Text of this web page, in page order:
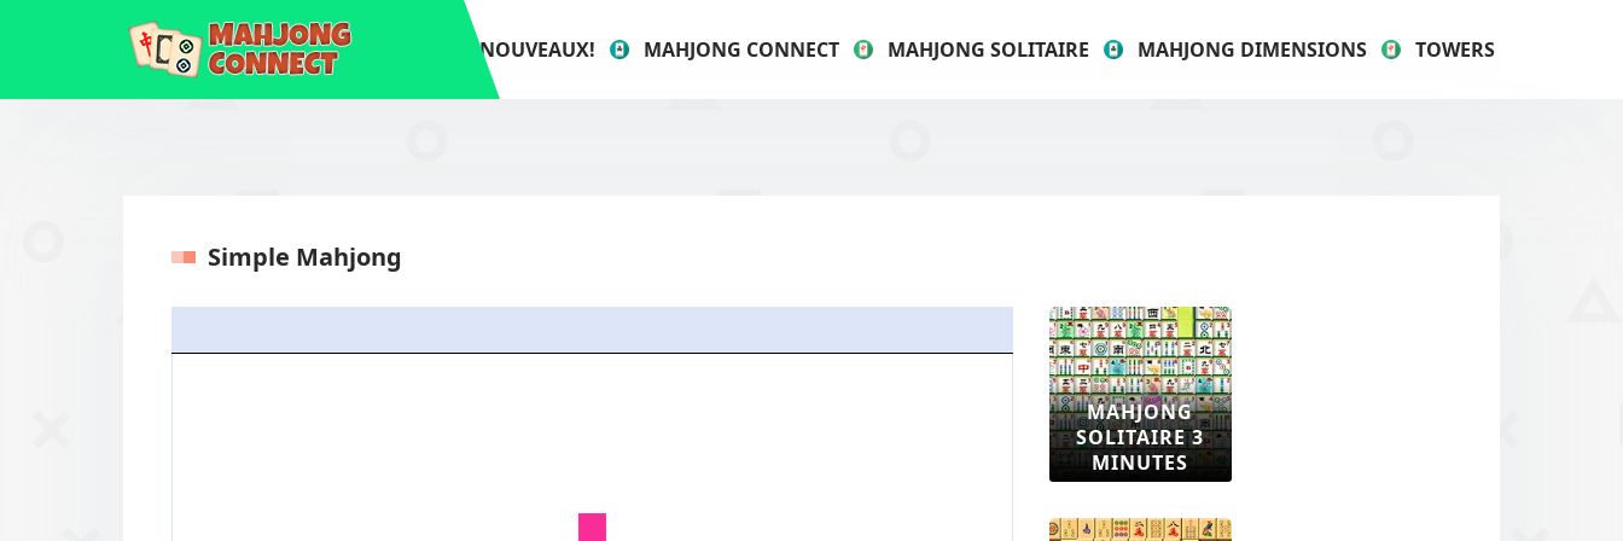
NOUVEAUX! MAHJONG CONNECT MAHJONG SOLITAIRE MAHJONG DIMENSIONS TOWERS
Simple Mahjong
MAHJONG
SOLITAIRE 3
MINUTES